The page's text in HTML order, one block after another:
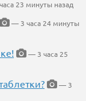
23 минуты назад
— 3 часа 24 минуты
— 3 часа 25
— 3